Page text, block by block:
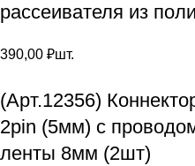
рассеивателя из
390,00 ₽шт.
(Арт.12356)
2pin (5мм) с
ленты 8мм (2шт)